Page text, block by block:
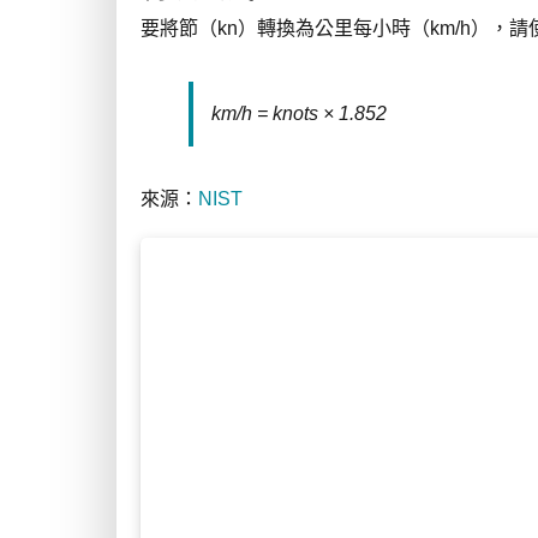
要將節（kn）轉換為公里每小時（km/h），請
km/h = knots × 1.852
來源： NIST